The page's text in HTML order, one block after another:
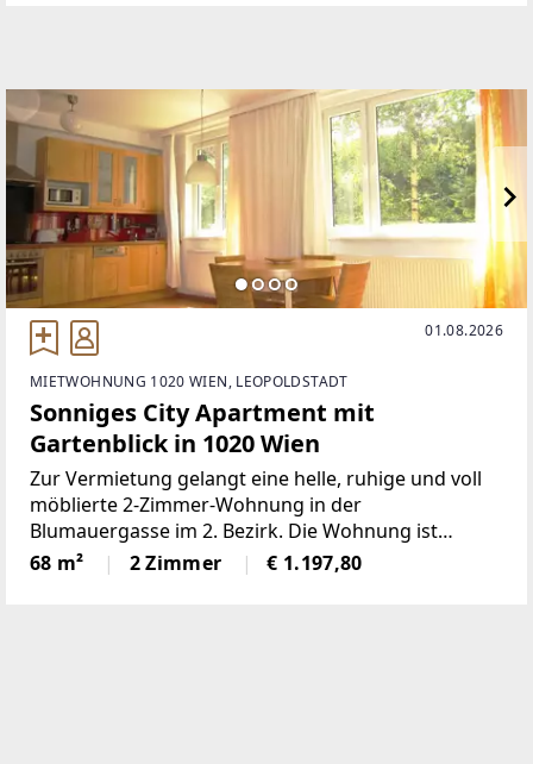
01.08.2026
MIETWOHNUNG 1020 WIEN, LEOPOLDSTADT
Sonniges City Apartment mit
Gartenblick in 1020 Wien
Zur Vermietung gelangt eine helle, ruhige und voll
möblierte 2-Zimmer-Wohnung in der
Blumauergasse im 2. Bezirk. Die Wohnung ist
gartenseitig ausgerichtet, südseitig, sonnig und
bietet einen schönen Blick ins Grüne.Die Lage ist
68 m² 2 Zimmer € 1.197,80